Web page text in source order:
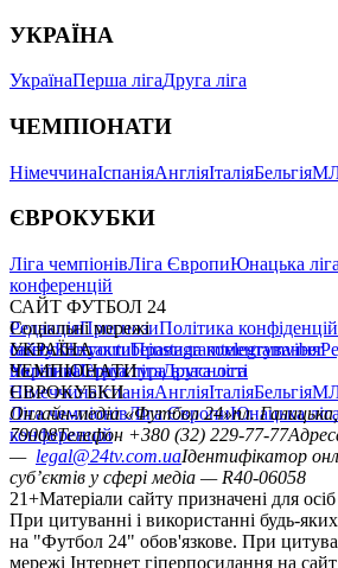
УКРАЇНА
УкраїнаПерша лігаДруга ліга
ЧЕМПІОНАТИ
НімеччинаІспаніяАнгліяІталіяБельгія
ЄВРОКУБКИ
Ліга чемпіонівЛіга ЄвропиЮнацька
конференцій
САЙТ ФУТБОЛ 24
РедакціяПрогнозиПолітика
сайтуКонтактиПравила коментування
політикаСтруктура власності
Соціальні мережі
facebookxyoutubeinstagramtelegramviber
УКРАЇНА
УкраїнаПерша лігаДруга ліга
ЧЕМПІОНАТИ
НімеччинаІспаніяАнгліяІталіяБельгія
ЄВРОКУБКИ
Ліга чемпіонівЛіга ЄвропиЮнацька
конференцій
Онлайн-медіа «Футбол 24»пл.
79008Телефон +380 (32) 229-77-77
— legal@24tv.com.uaІдентифікатор
суб’єктів у сфері медіа — R40-06058
21+Матеріали сайту призначені для
При цитуванні і використанні будь-
на "Футбол 24" обов'язкове. При
мережі Інтернет гіперпосилання на сайт